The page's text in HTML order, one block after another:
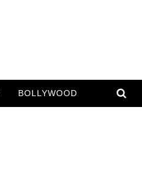
BOLLYWOOD